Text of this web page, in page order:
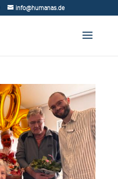
info@humanas.de